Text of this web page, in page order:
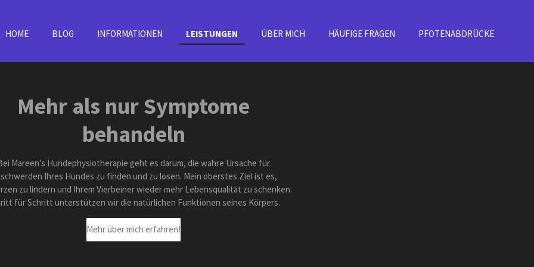
HOME BLOG INFORMATIONEN LEISTUNGEN ÜBER MICH HÄUFIGE FRAGEN PFOTENABDRÜCKE
Mehr als nur Symptome
behandeln
Mareen's Hundephysiotherapie geht es darum, die wahre Ursache für
Ihres Hundes zu finden und zu lösen. Mein oberstes Ziel ist es,
zu lindern und Ihrem Vierbeiner wieder mehr Lebensqualität zu schenken.
für Schritt unterstützen wir die natürlichen Funktionen seines Körpers.
Mehr über mich erfahren!